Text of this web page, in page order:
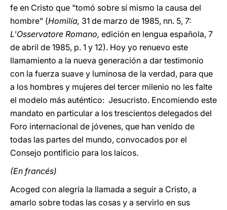
fe en Cristo que "tomó sobre sí mismo la causa del
hombre" (Homilía, 31 de marzo de 1985, nn. 5, 7:
L'Osservatore Romano, edición en lengua española, 7
de abril de 1985, p. 1 y 12). Hoy yo renuevo este
llamamiento a la nueva generación a dar testimonio
con la fuerza suave y luminosa de la verdad, para que
a los hombres y mujeres del tercer milenio no les falte
el modelo más auténtico: Jesucristo. Encomiendo este
mandato en particular a los trescientos delegados del
Foro internacional de jóvenes, que han venido de
todas las partes del mundo, convocados por el
Consejo pontificio para los laicos.
(En francés)
Acoged con alegría la llamada a seguir a Cristo, a
amarlo sobre todas las cosas y a servirlo en sus